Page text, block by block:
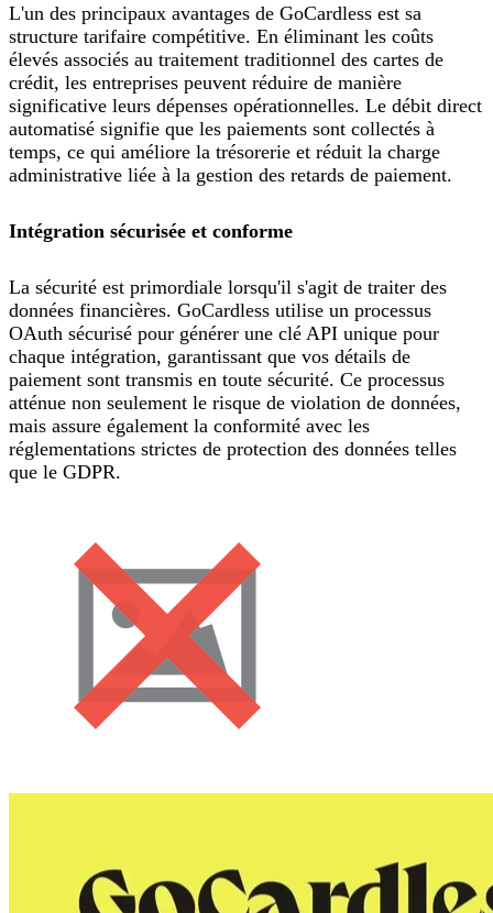
L'un des principaux avantages de GoCardless est sa
structure tarifaire compétitive. En éliminant les coûts
élevés associés au traitement traditionnel des cartes de
crédit, les entreprises peuvent réduire de manière
significative leurs dépenses opérationnelles. Le débit direct
automatisé signifie que les paiements sont collectés à
temps, ce qui améliore la trésorerie et réduit la charge
administrative liée à la gestion des retards de paiement.
Intégration sécurisée et conforme
La sécurité est primordiale lorsqu'il s'agit de traiter des
données financières. GoCardless utilise un processus
OAuth sécurisé pour générer une clé API unique pour
chaque intégration, garantissant que vos détails de
paiement sont transmis en toute sécurité. Ce processus
atténue non seulement le risque de violation de données,
mais assure également la conformité avec les
réglementations strictes de protection des données telles
que le GDPR.